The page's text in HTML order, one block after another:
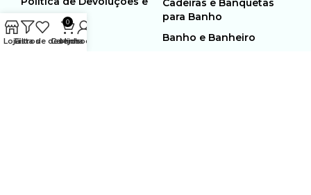
Cadeiras e Banquetas
para Banho
Banho e Banheiro
LojaFiltros
Lista de desejos
0
Carrinho
Minha conta